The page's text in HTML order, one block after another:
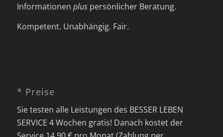
Informationen pluspersönlicher Beratung.
Kompetent. Unabhängig. Fair.
* Preise
Sie testen alle Leistungen des BESSER LEBEN
SERVICE 4 Wochen gratis! Danach kostet der